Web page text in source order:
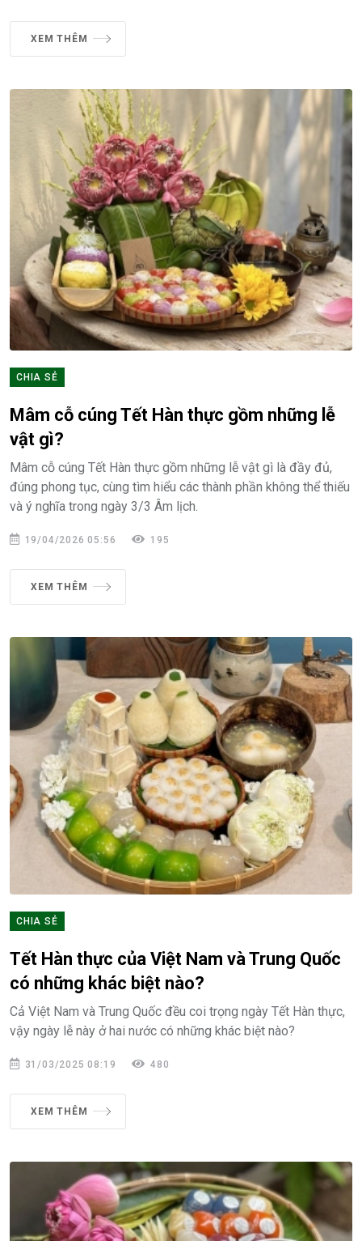
XEM THÊM
CHIA SẺ
Mâm cỗ cúng Tết Hàn thực gồm những lễ
vật gì?
Mâm cỗ cúng Tết Hàn thực gồm những lễ vật gì là đầy đủ,
đúng phong tục, cùng tìm hiểu các thành phần không thể thiếu
và ý nghĩa trong ngày 3/3 Âm lịch.
19/04/2026 05:56 195
XEM THÊM
CHIA SẺ
Tết Hàn thực của Việt Nam và Trung Quốc
có những khác biệt nào?
Cả Việt Nam và Trung Quốc đều coi trọng ngày Tết Hàn thực,
vậy ngày lễ này ở hai nước có những khác biệt nào?
31/03/2025 08:19 480
XEM THÊM